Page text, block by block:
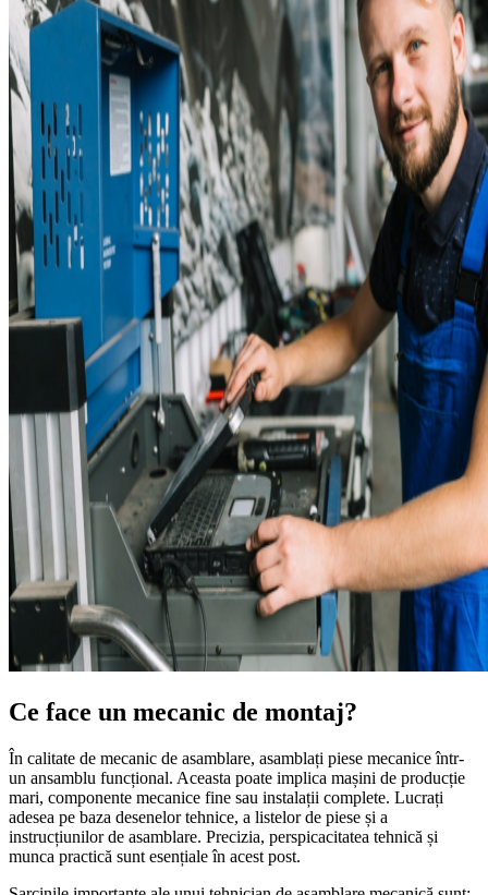
Ce face un mecanic de montaj?
În calitate de mecanic de asamblare, asamblați piese mecanice într-
un ansamblu funcțional. Aceasta poate implica mașini de producție
mari, componente mecanice fine sau instalații complete. Lucrați
adesea pe baza desenelor tehnice, a listelor de piese și a
instrucțiunilor de asamblare. Precizia, perspicacitatea tehnică și
munca practică sunt esențiale în acest post.